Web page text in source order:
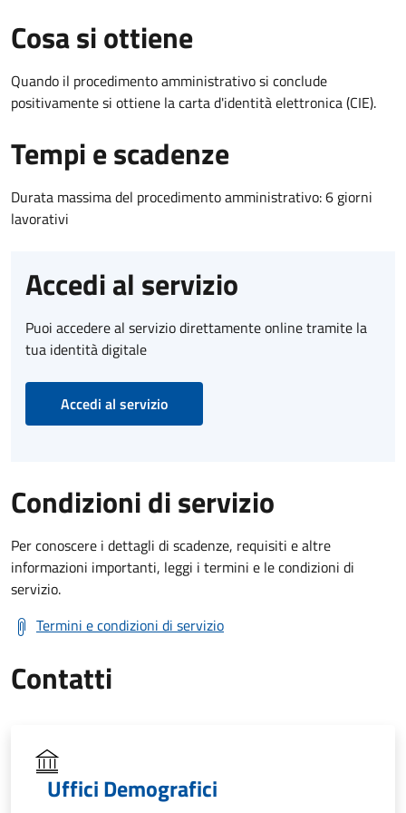
Cosa si ottiene
Quando il procedimento amministrativo si conclude
positivamente si ottiene la carta d'identità elettronica (CIE).
Tempi e scadenze
Durata massima del procedimento amministrativo: 6 giorni
lavorativi
Accedi al servizio
Puoi accedere al servizio direttamente online tramite la
tua identità digitale
Accedi al servizio
Condizioni di servizio
Per conoscere i dettagli di scadenze, requisiti e altre
informazioni importanti, leggi i termini e le condizioni di
servizio.
Termini e condizioni di servizio
Contatti
Uffici Demografici